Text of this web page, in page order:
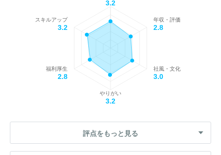
3.2
年収・評価
2.8
社風・文化
3.0
やりがい
3.2
福利厚生
2.8
スキルアップ
3.2
評点をもっと見る